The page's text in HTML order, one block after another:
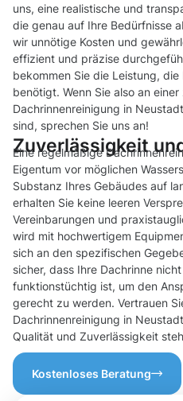
uns, eine realistische und
die genau auf Ihre Bedürfnisse
wir unnötige Kosten und
effizient und präzise
bekommen Sie die Leistung,
benötigt. Wenn Sie also an
Dachrinnenreinigung in
sind, sprechen Sie uns an!
Zuverlässigkeit
Eine regelmäßige
Eigentum vor möglichen
Substanz Ihres Gebäudes auf
erhalten Sie keine leeren
Vereinbarungen und
wird mit hochwertigem
sich an den spezifischen
sicher, dass Ihre Dachrinne
funktionstüchtig ist, um den
gerecht zu werden. Vertrauen
Dachrinnenreinigung in
Qualität und Zuverlässigkeit
Kostenloses Beratung